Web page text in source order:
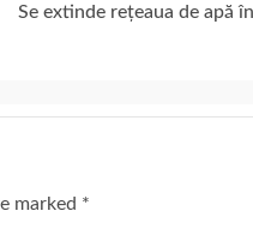
Se extinde rețeaua de apă
marked *